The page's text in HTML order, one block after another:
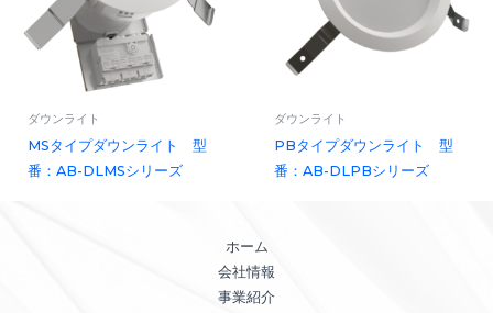
ダウンライト
MSタイプダウンライト 型
番：AB-DLMSシリーズ
ダウンライト
PBタイプダウンライト 型
番：AB-DLPBシリーズ
ホーム
会社情報
事業紹介